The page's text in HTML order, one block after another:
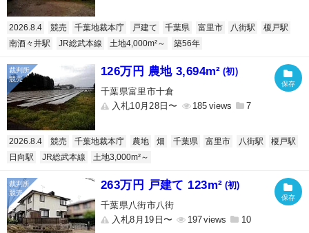
2026.8.4 競売 千葉地裁本庁 戸建て 千葉県 富里市 八街駅
榎戸駅
南酒々井駅
JR総武本線 土地4,000m²～ 築56年
126万円 農地 3,694m² (初)
千葉県富里市十倉
入札10月28日〜
185 7
2026.8.4 競売 千葉地裁本庁 農地 畑 千葉県 富里市 八街駅
榎戸駅
日向駅
JR総武本線 土地3,000m²～
263万円 戸建て 123m² (初)
千葉県八街市八街
入札8月19日〜
197 10